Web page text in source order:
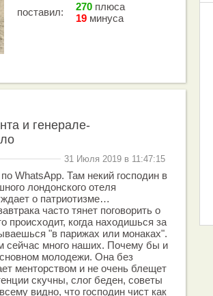
поставил:
270 плюса
19 минуса
и генерале-
31 Июля 2019 в 11:47:15
WhatsApp. Там некий господин в
лондонского отеля
о патриотизме…
часто тянет поговорить о
происходит, когда находишься за
"в парижах или монаках".
сейчас много наших. Почему бы и
молодежи. Она без
менторством и не очень блещет
скучны, слог беден, советы
видно, что господин чист как